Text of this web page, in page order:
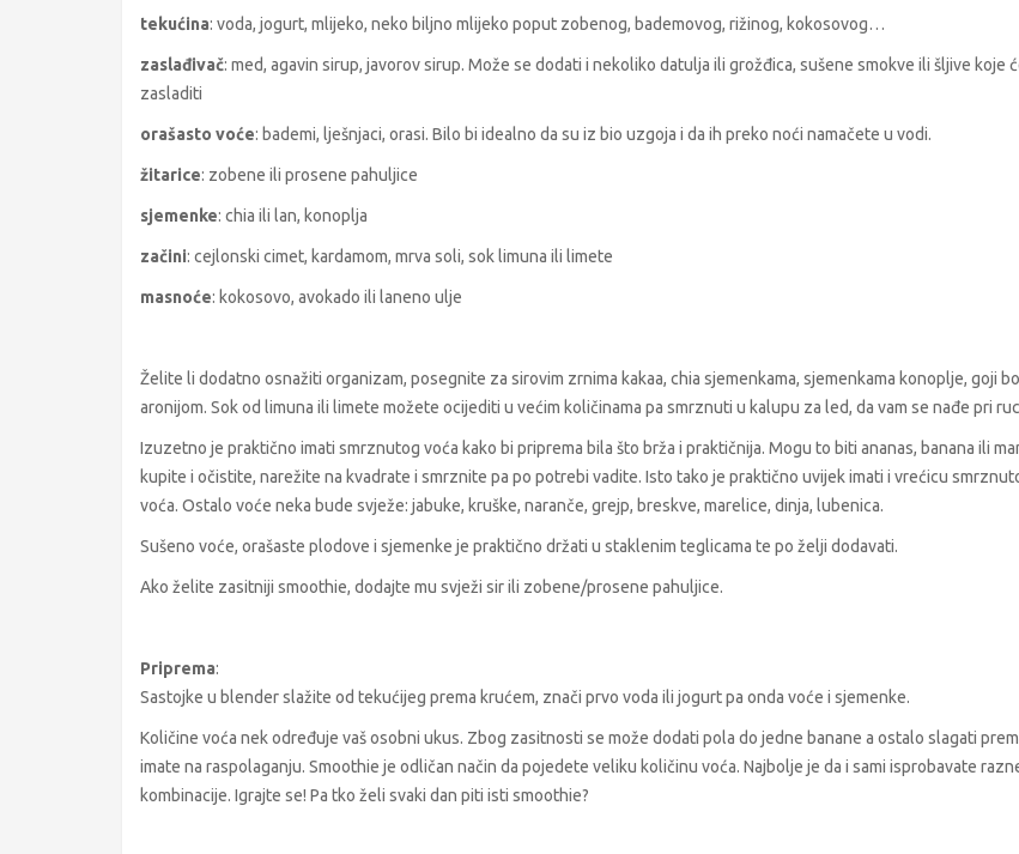
tekućina: voda, jogurt, mlijeko, neko biljno mlijeko poput zobenog, bademovog, rižinog, kokosovog…
zaslađivač: med, agavin sirup, javorov sirup. Može se dodati i nekoliko datulja ili grožđica, sušene smokve ili šljive koje
zasladiti
orašasto voće: bademi, lješnjaci, orasi. Bilo bi idealno da su iz bio uzgoja i da ih preko noći namačete u vodi.
žitarice: zobene ili prosene pahuljice
sjemenke: chia ili lan, konoplja
začini: cejlonski cimet, kardamom, mrva soli, sok limuna ili limete
masnoće: kokosovo, avokado ili laneno ulje
Želite li dodatno osnažiti organizam, posegnite za sirovim zrnima kakaa, chia sjemenkama, sjemenkama konoplje, goji
aronijom. Sok od limuna ili limete možete ocijediti u većim količinama pa smrznuti u kalupu za led, da vam se nađe pri
Izuzetno je praktično imati smrznutog voća kako bi priprema bila što brža i praktičnija. Mogu to biti ananas, banana ili
kupite i očistite, narežite na kvadrate i smrznite pa po potrebi vadite. Isto tako je praktično uvijek imati i vrećicu
voća. Ostalo voće neka bude svježe: jabuke, kruške, naranče, grejp, breskve, marelice, dinja, lubenica.
Sušeno voće, orašaste plodove i sjemenke je praktično držati u staklenim teglicama te po želji dodavati.
Ako želite zasitniji smoothie, dodajte mu svježi sir ili zobene/prosene pahuljice.
Priprema:
Sastojke u blender slažite od tekućijeg prema krućem, znači prvo voda ili jogurt pa onda voće i sjemenke.
Količine voća nek određuje vaš osobni ukus. Zbog zasitnosti se može dodati pola do jedne banane a ostalo slagati
imate na raspolaganju. Smoothie je odličan način da pojedete veliku količinu voća. Najbolje je da i sami isprobavate
kombinacije. Igrajte se! Pa tko želi svaki dan piti isti smoothie?